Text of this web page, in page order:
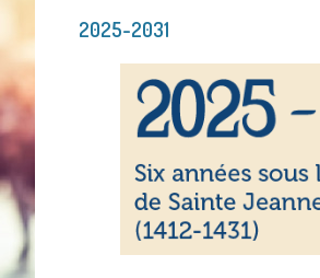
ici
2025-2031